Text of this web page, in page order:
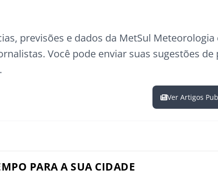
previsões e dados da MetSul Meteorologia
Você pode enviar suas sugestões de
Ver Artigos
PARA A SUA CIDADE